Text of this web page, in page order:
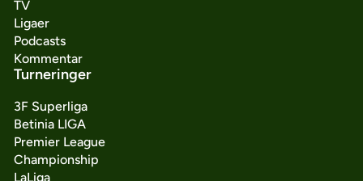
TV
Ligaer
Podcasts
Kommentar
Turneringer
3F Superliga
Betinia LIGA
Premier League
Championship
LaLiga